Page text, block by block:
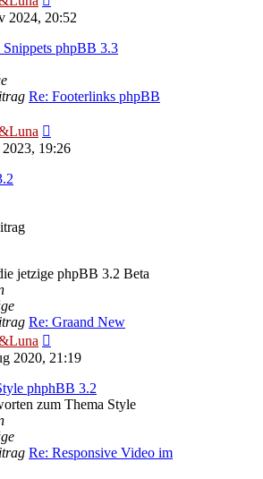
Beitrag
2024, 20:52
phpBB 3.3
Re: Footerlinks phpBB
Beitrag
19:26
jetzige phpBB 3.2 Beta
Re: Graand New
Beitrag
2020, 21:19
phphBB 3.2
zum Thema Style
Re: Responsive Video im